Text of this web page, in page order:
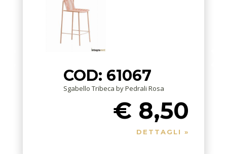
COD: 61067
Sgabello Tribeca by Pedrali Rosa
€ 8,50
DETTAGLI »